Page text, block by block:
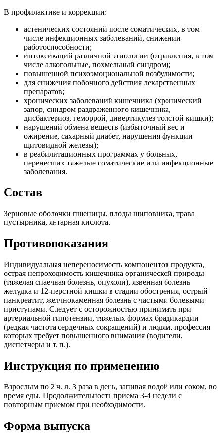
В профилактике и коррекции:
астенических состояний после соматических, в том
числе инфекционных заболеваний, снижении
работоспособности;
интоксикаций различной этиологии (отравления, в том
числе алкогольные, похмельный синдром);
повышенной психоэмоциональной возбудимости;
для снижения побочного действия лекарственных
препаратов;
хронических заболеваний кишечника (хронический
запор, синдром раздраженного кишечника,
дисбактериоз, геморрой, дивертикулез толстой кишки);
нарушений обмена веществ (избыточный вес и
ожирение, сахарный диабет, нарушения функции
щитовидной железы);
в реабилитационных программах у больных,
перенесших тяжелые соматические или инфекционные
заболевания.
Состав
Зерновые оболочки пшеницы, плоды шиповника, трава
пустырника, янтарная кислота.
Противопоказания
Индивидуальная непереносимость компонентов продукта,
острая непроходимость кишечника органической природы
(тяжелая спаечная болезнь, опухоли), язвенная болезнь
желудка и 12-перстной кишки в стадии обострения, острый
панкреатит, желчнокаменная болезнь с частыми болевыми
приступами. Следует с осторожностью принимать при
артериальной гипотензии, тяжелых формах брадикардии
(редкая частота сердечных сокращений) и людям, профессия
которых требует повышенного внимания (водители,
диспетчеры и т. п.).
Инструкция по применению
Взрослым по 2 ч. л. 3 раза в день, запивая водой или соком, во
время еды. Продолжительность приема 3-4 недели с
повторным приемом при необходимости.
Форма выпуска